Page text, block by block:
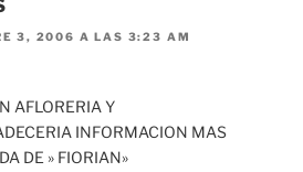
3, 2006 A LAS 3:23 AM
AFLORERIA Y
INFORMACION MAS
DE » FIORIAN»